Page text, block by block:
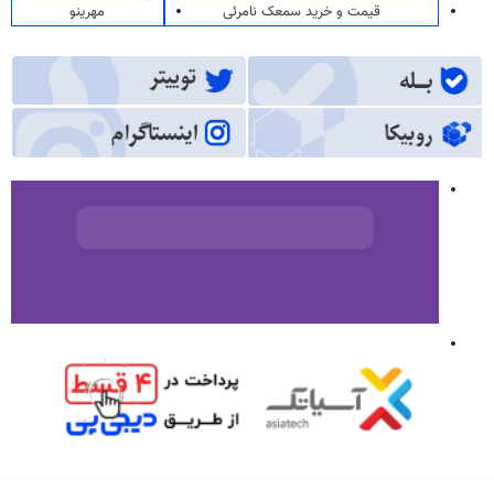
قیمت و خرید سمعک نامرئی
مهرینو